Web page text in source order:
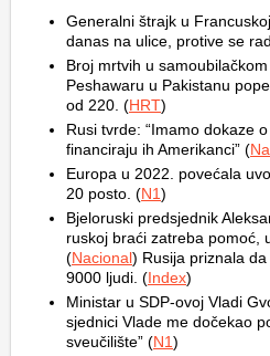
Generalni štrajk u
danas na ulice, protive se
Broj mrtvih u
Peshawaru u Pakistanu
od 220. (HRT)
Rusi tvrde: “Imamo dokaze
financiraju ih Amerikanci” (
Europa u 2022. povećala
20 posto. (N1)
Bjeloruski predsjednik
ruskoj braći zatreba pomoć,
(Nacional) Rusija priznala
9000 ljudi. (Index)
Ministar u SDP-ovoj Vladi
sjednici Vlade me dočekao
sveučilište” (N1)